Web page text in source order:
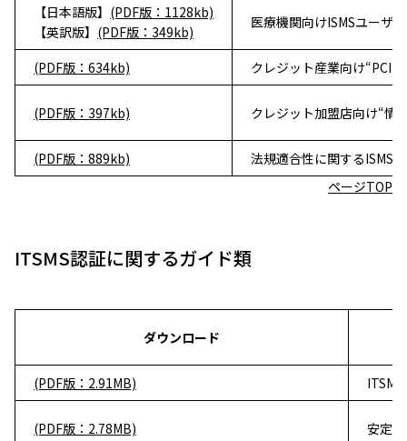
【日本語版】 (PDF版：1128kb)
【英訳版】 (PDF版：349kb)
医療機関向けISMSユーザ
(PDF版：634kb) クレジット産業向け“PCI
(PDF版：397kb) クレジット加盟店向け“情
(PDF版：889kb)
法規適合性に関するISMS
ページTOP
ITSMS認証に関するガイド類
ダウンロード
(PDF版：2.91MB)
(PDF版：2.78MB) 安定